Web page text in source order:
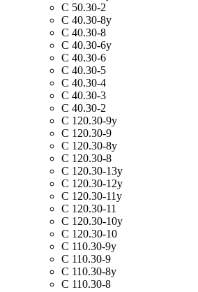
С 50.30-2
С 40.30-8y
С 40.30-8
С 40.30-6y
С 40.30-6
С 40.30-5
С 40.30-4
С 40.30-3
С 40.30-2
С 120.30-9у
С 120.30-9
С 120.30-8у
С 120.30-8
С 120.30-13у
С 120.30-12у
С 120.30-11у
С 120.30-11
С 120.30-10у
С 120.30-10
С 110.30-9у
С 110.30-9
С 110.30-8у
С 110.30-8